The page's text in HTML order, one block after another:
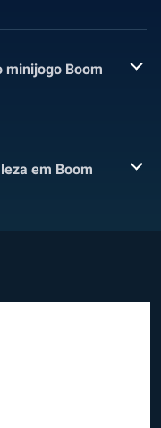
minijogo Boom
em Boom